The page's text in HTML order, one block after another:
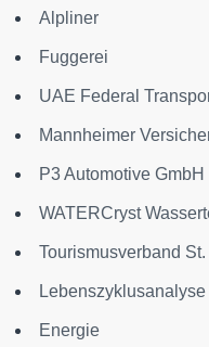
Alpliner
Fuggerei
UAE Federal
Mannheimer
P3 Automotive GmbH
WATERCryst
Tourismusverband
Lebenszyklusanalyse
Energie